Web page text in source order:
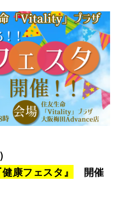
)
康フェスタ』
開催